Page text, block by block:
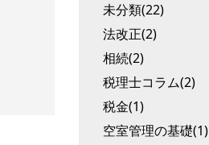
未分類(22)
法改正(2)
相続(2)
税理士コラム(2)
税金(1)
空室管理の基礎(1)